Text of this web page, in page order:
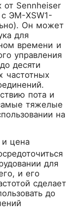
от Sennheiser
с ЭМ-XSW1-
Он может
для
времени и
управления
десяти
частотных
пота и
тяжелые
на
и цена
для
и его
сделает
до